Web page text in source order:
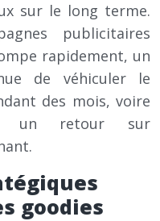
sur le long terme.
publicitaires
rapidement, un
de véhiculer le
des mois, voire
un retour sur
goodies